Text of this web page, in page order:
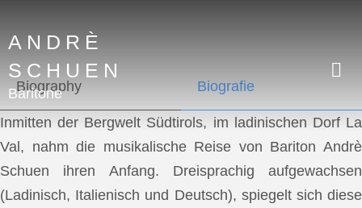
ANDRÈ
SCHUEN
Baritone
Biography Biografie
Inmitten der Bergwelt Südtirols, im ladinischen Dorf La
Val, nahm die musikalische Reise von Bariton Andrè
Schuen ihren Anfang. Dreisprachig aufgewachsen
(Ladinisch, Italienisch und Deutsch), spiegelt sich diese